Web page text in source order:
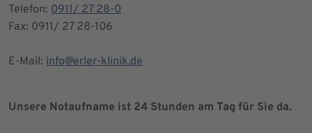
Telefon: 0911/ 27 28-0
Fax: 0911/ 27 28-106
E-Mail: info@erler-klinik.de
Unsere Notaufname ist 24 Stunden am Tag für Sie da.